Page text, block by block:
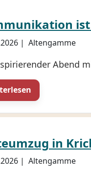
ist
| Altengamme
Abend
in
| Altengamme